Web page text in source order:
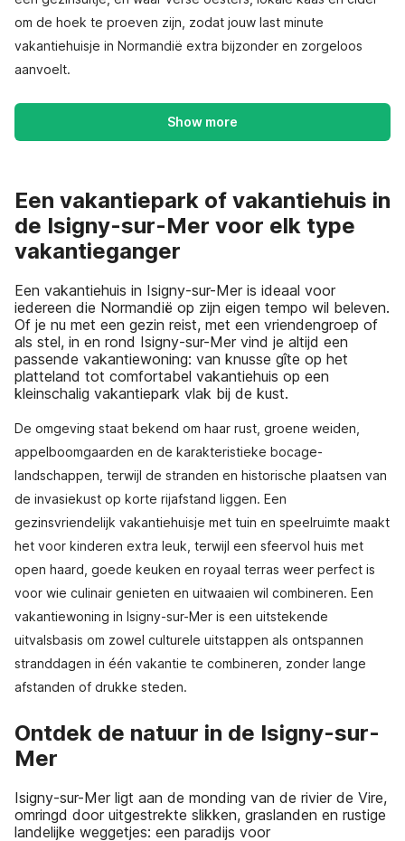
om de hoek te proeven zijn, zodat jouw last minute
vakantiehuisje in Normandië extra bijzonder en zorgeloos
aanvoelt.
Show more
Een vakantiepark of vakantiehuis in
de Isigny-sur-Mer voor elk type
vakantieganger
Een vakantiehuis in Isigny-sur-Mer is ideaal voor
iedereen die Normandië op zijn eigen tempo wil beleven.
Of je nu met een gezin reist, met een vriendengroep of
als stel, in en rond Isigny-sur-Mer vind je altijd een
passende vakantiewoning: van knusse gîte op het
platteland tot comfortabel vakantiehuis op een
kleinschalig vakantiepark vlak bij de kust.
De omgeving staat bekend om haar rust, groene weiden,
appelboomgaarden en de karakteristieke bocage-
landschappen, terwijl de stranden en historische plaatsen van
de invasiekust op korte rijafstand liggen. Een
gezinsvriendelijk vakantiehuisje met tuin en speelruimte maakt
het voor kinderen extra leuk, terwijl een sfeervol huis met
open haard, goede keuken en royaal terras weer perfect is
voor wie culinair genieten en uitwaaien wil combineren. Een
vakantiewoning in Isigny-sur-Mer is een uitstekende
uitvalsbasis om zowel culturele uitstappen als ontspannen
stranddagen in één vakantie te combineren, zonder lange
afstanden of drukke steden.
Ontdek de natuur in de Isigny-sur-
Mer
Isigny-sur-Mer ligt aan de monding van de rivier de Vire,
omringd door uitgestrekte slikken, graslanden en rustige
landelijke weggetjes: een paradijs voor